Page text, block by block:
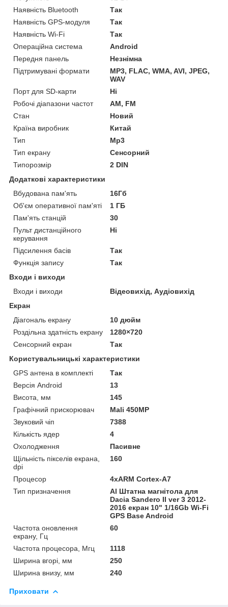
Наявність Bluetooth
Так
Наявність GPS-модуля
Так
Наявність Wi-Fi
Так
Операційна система
Android
Передня панель
Незнімна
Підтримувані формати
MP3, FLAC, WMA, AVI, JPEG,
WAV
Порт для SD-карти
Ні
Робочі діапазони частот
AM, FM
Стан
Новий
Країна виробник
Китай
Тип
Mp3
Тип екрану
Сенсорний
Типорозмір
2 DIN
Додаткові характеристики
Вбудована пам'ять
16Гб
Об'єм оперативної пам'яті
1 ГБ
Пам'ять станцій
30
Пульт дистанційного
керування
Ні
Підсилення басів
Так
Функція запису
Так
Входи і виходи
Входи і виходи
Відеовихід, Аудіовихід
Екран
Діагональ екрану
10 дюйм
Роздільна здатність екрану
1280×720
Сенсорний екран
Так
Користувальницькі характеристики
GPS антена в комплекті
Так
Версія Android
13
Висота, мм
145
Графічний прискорювач
Mali 450MP
Звуковий чіп
7388
Кількість ядер
4
Охолодження
Пасивне
Щільність пікселів екрана,
dpi
160
Процесор
4хARM Cortex-A7
Тип призначення
Al Штатна магнітола для
Dacia Sandero II ver 3 2012-
2016 екран 10" 1/16Gb Wi-Fi
GPS Base Android
Частота оновлення
екрану, Гц
60
Частота процесора, Мгц
1118
Ширина вгорі, мм
250
Ширина внизу, мм
240
Приховати